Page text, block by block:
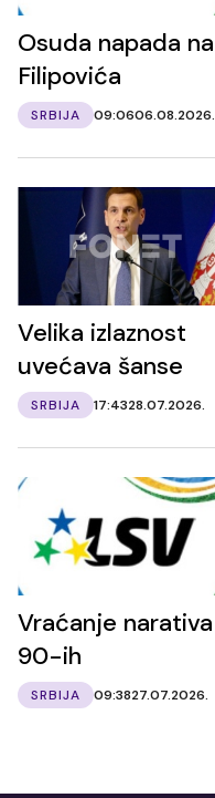
Osuda napada na
Filipovića
SRBIJA 09:0606.08.2026.
Velika izlaznost
uvećava šanse
SRBIJA 17:4328.07.2026.
Vraćanje narativa
90-ih
SRBIJA 09:3827.07.2026.